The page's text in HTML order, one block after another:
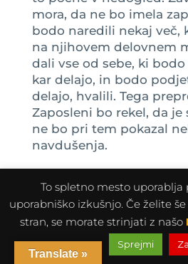
mora, da ne bo imela
bodo naredili nekaj več,
na njihovem delovnem
dali vse od sebe, ki
kar delajo, in bodo
delajo, hvalili. Tega
Zaposleni bo rekel, da je
ne bo pri tem pokazal
navdušenja.
Maja: Cilj vsake
biti, da so njeni
največji ambasadorji.
ko bi zaposleni ob
zapustil delovno
To spletno mesto uporablja
uporabniško izkušnjo. Če želite
stran, se morate strinjati z našo
Sprejmi
Translate »